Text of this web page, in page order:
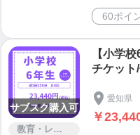
60ポイ
サブスク購入可
教育・レッスン・講習
【小学
チケッ
愛知県
￥